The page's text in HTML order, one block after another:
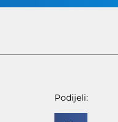
Podijeli: